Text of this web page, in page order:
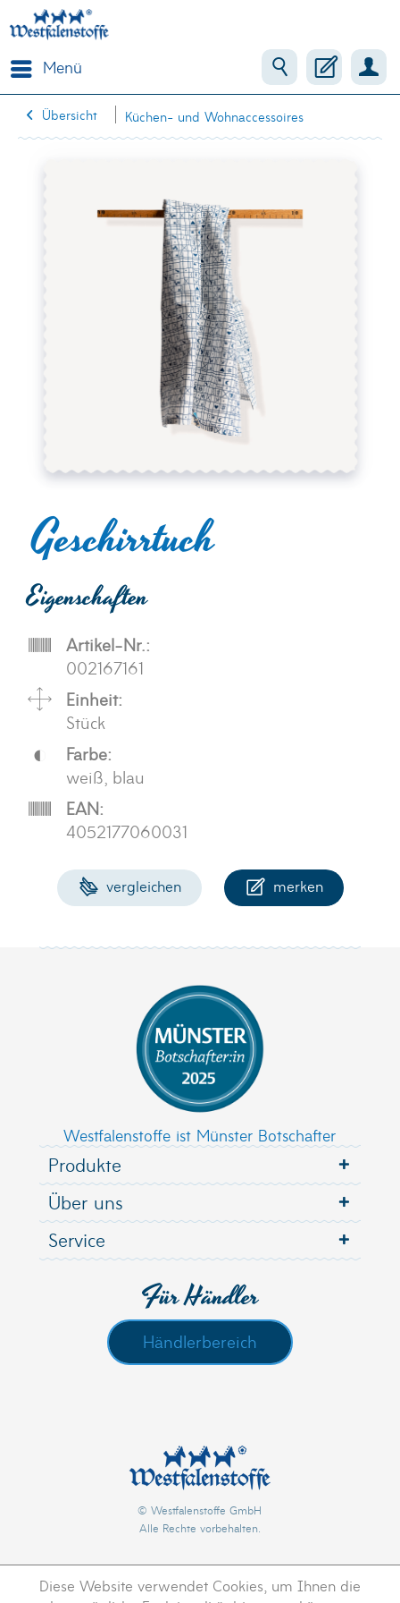
Menü
Übersicht Küchen- und Wohnaccessoires
Geschirrtuch
Eigenschaften
Artikel-Nr.:
002167161
Einheit:
Stück
Farbe:
weiß, blau
EAN:
4052177060031
vergleichen merken
Westfalenstoffe ist Münster Botschafter
Produkte
Über uns
Service
Für Händler
Händlerbereich
© Westfalenstoffe GmbH
Alle Rechte vorbehalten.
Diese Website verwendet Cookies, um Ihnen die